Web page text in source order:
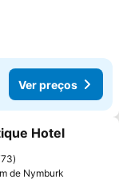
Ver preços
favoritos
Hotel
de Nymburk